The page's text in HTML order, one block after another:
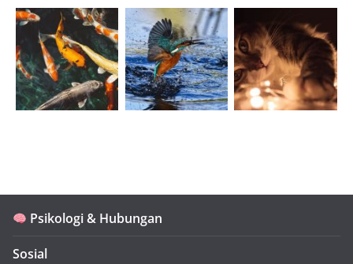
Psikologi & Hubungan
Sosial